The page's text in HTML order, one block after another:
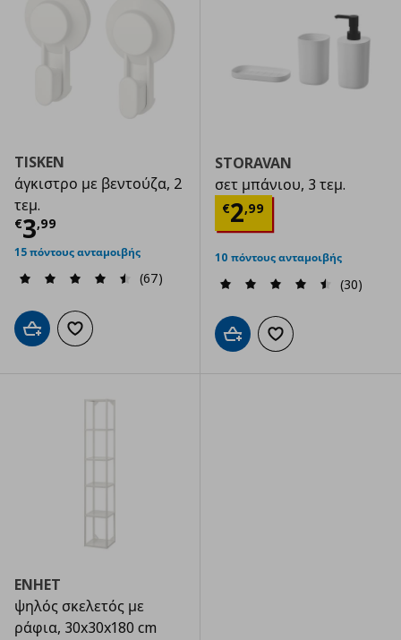
TISKEN
άγκιστρο με βεντούζα, 2
τεμ.
€3,99
Τρέχουσα τιμή € 3,99
15 πόντους ανταμοιβής
(67)
Προσθήκη στο καλάθι
Προσθήκη στα αγαπημένα
STORAVAN
σετ μπάνιου, 3 τεμ.
€2,99
Τρέχουσα
10 πόντους ανταμοιβής
(30)
Προσθήκη στο καλάθι
Προσθήκη στα
ENHET
ψηλός σκελετός με
ράφια, 30x30x180 cm